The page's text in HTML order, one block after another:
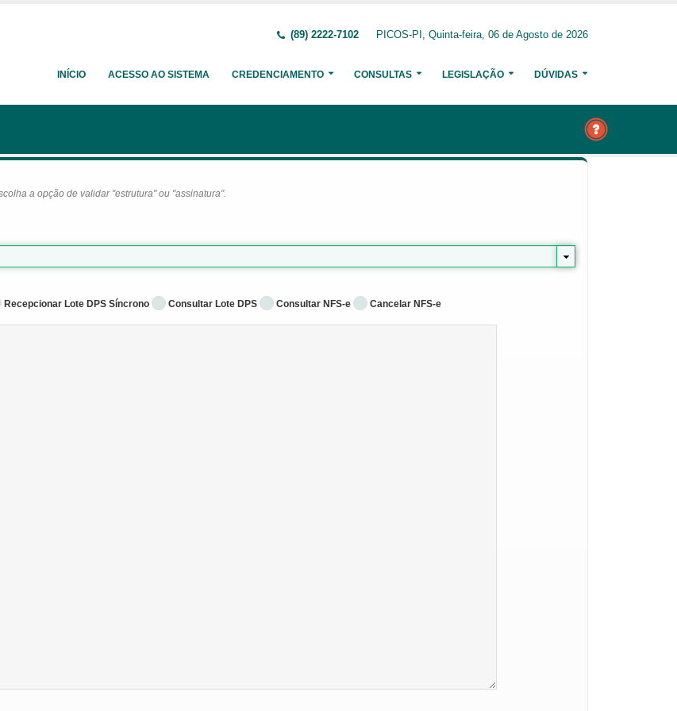
(89) 2222-7102 PICOS-PI, Quinta-feira, 06 de Agosto de 2026
INÍCIO ACESSO AO SISTEMA CREDENCIAMENTO CONSULTAS LEGISLAÇÃO DÚVIDAS
a opção de validar "estrutura" ou "assinatura".
Recepcionar Lote DPS Síncrono Consultar Lote DPS Consultar NFS-e Cancelar NFS-e